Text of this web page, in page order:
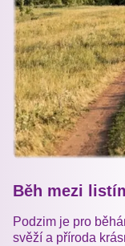
Běh mezi
Podzim je pro
svěží a příroda